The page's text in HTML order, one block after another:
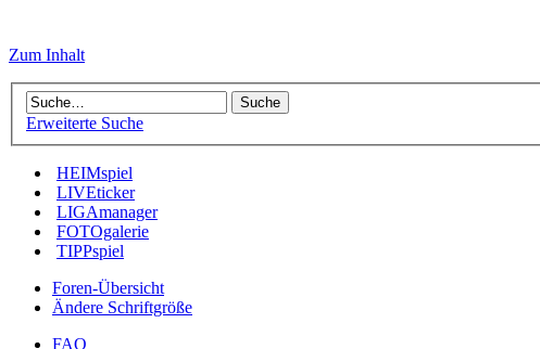
Zum Inhalt
Erweiterte Suche
HEIMspiel
LIVEticker
LIGAmanager
FOTOgalerie
TIPPspiel
Foren-Übersicht
Ändere Schriftgröße
FAQ